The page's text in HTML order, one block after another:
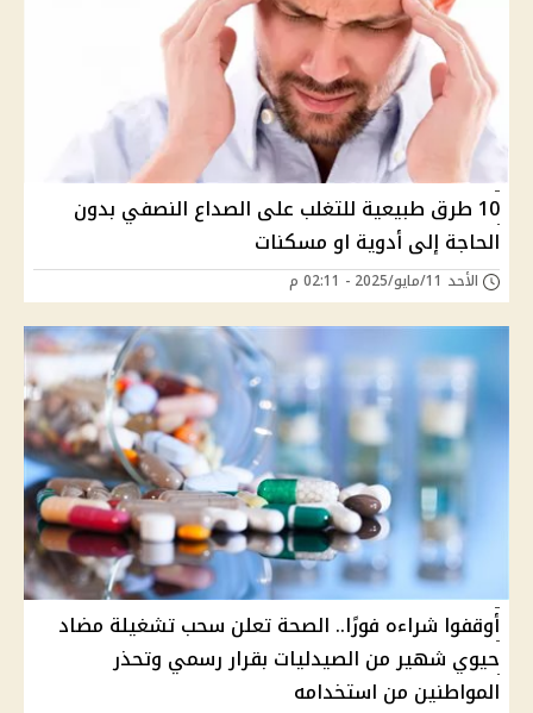
10 طرق طبيعية للتغلب على الصداع النصفي بدون
الحاجة إلى أدوية او مسكنات
الأحد 11/مايو/2025 - 02:11 م
أوقفوا شراءه فورًا.. الصحة تعلن سحب تشغيلة مضاد
حيوي شهير من الصيدليات بقرار رسمي وتحذر
المواطنين من استخدامه